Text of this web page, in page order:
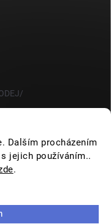
Dalším procházením
jejich používáním..
.